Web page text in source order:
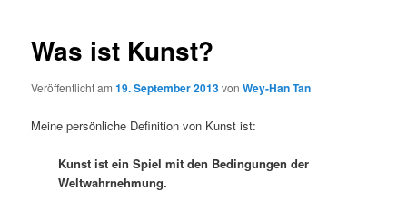
Was ist Kunst?
Veröffentlicht am19. September 2013vonWey-Han Tan
Meine persönliche Definition von Kunst ist:
Kunst ist ein Spiel mit den Bedingungen der
Weltwahrnehmung.